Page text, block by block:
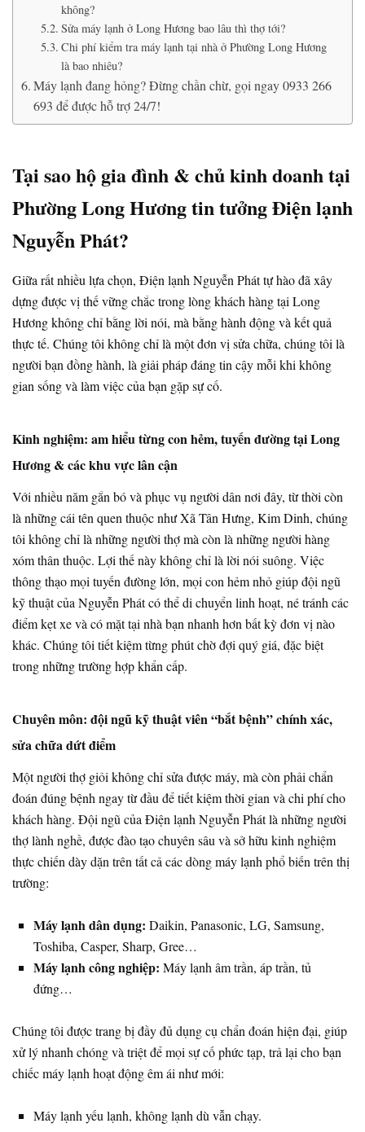
không?
Sửa máy lạnh ở Long Hương bao lâu thì thợ tới?
Chi phí kiểm tra máy lạnh tại nhà ở Phường Long Hương
là bao nhiêu?
Máy lạnh đang hỏng? Đừng chần chừ, gọi ngay 0933 266
693 để được hỗ trợ 24/7!
Tại sao hộ gia đình & chủ kinh doanh tại
Phường Long Hương tin tưởng Điện lạnh
Nguyễn Phát?
Giữa rất nhiều lựa chọn, Điện lạnh Nguyễn Phát tự hào đã xây
dựng được vị thế vững chắc trong lòng khách hàng tại Long
Hương không chỉ bằng lời nói, mà bằng hành động và kết quả
thực tế. Chúng tôi không chỉ là một đơn vị sửa chữa, chúng tôi là
người bạn đồng hành, là giải pháp đáng tin cậy mỗi khi không
gian sống và làm việc của bạn gặp sự cố.
Kinh nghiệm: am hiểu từng con hẻm, tuyến đường tại Long
Hương & các khu vực lân cận
Với nhiều năm gắn bó và phục vụ người dân nơi đây, từ thời còn
là những cái tên quen thuộc như Xã Tân Hưng, Kim Dinh, chúng
tôi không chỉ là những người thợ mà còn là những người hàng
xóm thân thuộc. Lợi thế này không chỉ là lời nói suông. Việc
thông thạo mọi tuyến đường lớn, mọi con hẻm nhỏ giúp đội ngũ
kỹ thuật của Nguyễn Phát có thể di chuyển linh hoạt, né tránh các
điểm kẹt xe và có mặt tại nhà bạn nhanh hơn bất kỳ đơn vị nào
khác. Chúng tôi tiết kiệm từng phút chờ đợi quý giá, đặc biệt
trong những trường hợp khẩn cấp.
Chuyên môn: đội ngũ kỹ thuật viên “bắt bệnh” chính xác,
sửa chữa dứt điểm
Một người thợ giỏi không chỉ sửa được máy, mà còn phải chẩn
đoán đúng bệnh ngay từ đầu để tiết kiệm thời gian và chi phí cho
khách hàng. Đội ngũ của Điện lạnh Nguyễn Phát là những người
thợ lành nghề, được đào tạo chuyên sâu và sở hữu kinh nghiệm
thực chiến dày dặn trên tất cả các dòng máy lạnh phổ biến trên thị
trường:
Máy lạnh dân dụng: Daikin, Panasonic, LG, Samsung,
Toshiba, Casper, Sharp, Gree…
Máy lạnh công nghiệp: Máy lạnh âm trần, áp trần, tủ
đứng…
Chúng tôi được trang bị đầy đủ dụng cụ chẩn đoán hiện đại, giúp
xử lý nhanh chóng và triệt để mọi sự cố phức tạp, trả lại cho bạn
chiếc máy lạnh hoạt động êm ái như mới:
Máy lạnh yếu lạnh, không lạnh dù vẫn chạy.